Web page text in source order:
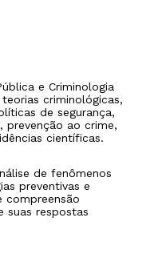
e Criminologia
criminológicas,
de segurança,
prevenção ao crime,
científicas.
de fenômenos
preventivas e
compreensão
suas respostas